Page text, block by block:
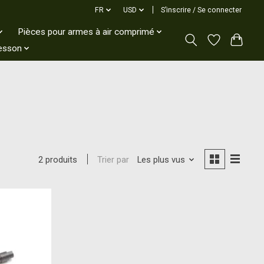
FR USD S’inscrire / Se connecter
Pièces pour armes à air comprimé
2 produits Trier par Les plus vus